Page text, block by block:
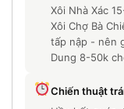
Xôi Nhà Xác
Xôi Chợ Bà
tấp nập - nên
Dung 8-50k
Chiến thuật